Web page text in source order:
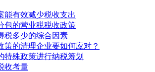
能有效减少税收支出
包的营业税税收政策
税多少的综合因素
策的清理企业要如何应对？
特殊政策进行纳税筹划
收考量